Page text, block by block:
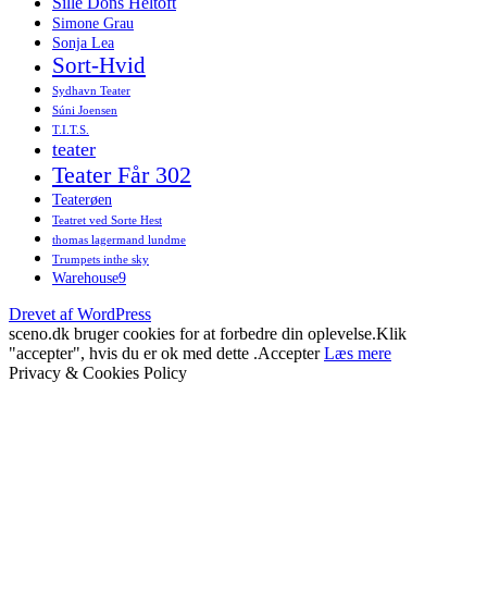
Simone Grau
Sonja Lea
Sort-Hvid
Sydhavn Teater
Súni Joensen
T.I.T.S.
teater
Teater Får 302
Teaterøen
Teatret ved Sorte Hest
thomas lagermand lundme
Trumpets inthe sky
Warehouse9
Drevet af WordPress
sceno.dk bruger cookies for at forbedre din oplevelse.Klik
"accepter", hvis du er ok med dette .Accepter Læs mere
Privacy & Cookies Policy